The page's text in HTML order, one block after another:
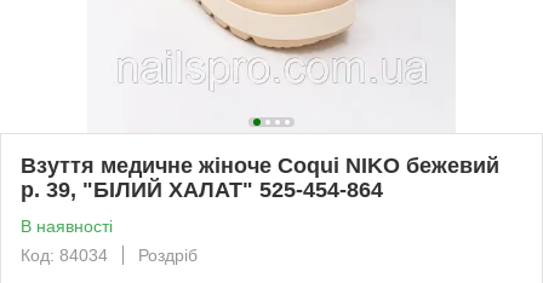
Взуття медичне жіноче Coqui NIKO бежевий
р. 39, "БІЛИЙ ХАЛАТ" 525-454-864
В наявності
Код: 84034
Роздріб